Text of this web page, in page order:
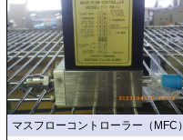
マスフローコントローラー（MFC）